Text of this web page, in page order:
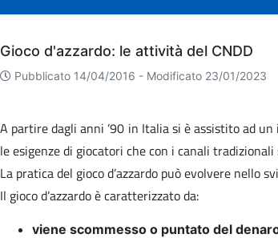
Archivio
Gioco d'azzardo: le attività del CNDD
Pubblicato 14/04/2016 - Modificato 23/01/2023
A partire dagli anni ’90 in Italia si è assistito ad
le esigenze di giocatori che con i canali
La pratica del gioco d’azzardo può evolvere nello
Il gioco d’azzardo è caratterizzato da:
viene scommesso o puntato del